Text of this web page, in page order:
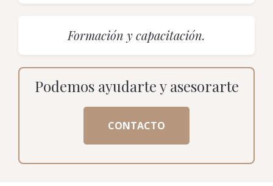
Formación y capacitación.
Podemos ayudarte y asesorarte
CONTACTO